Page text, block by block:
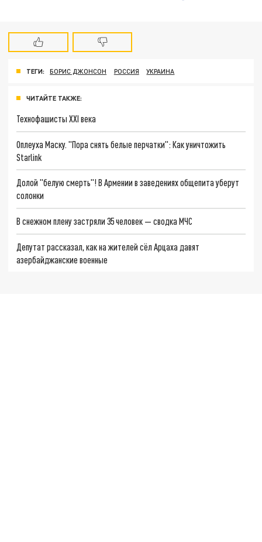
ТЕГИ: БОРИС ДЖОНСОН РОССИЯ УКРАИНА
ЧИТАЙТЕ ТАКЖЕ:
Технофашисты XXI века
Оплеуха Маску. "Пора снять белые перчатки": Как уничтожить
Starlink
Долой "белую смерть"! В Армении в заведениях общепита уберут
солонки
В снежном плену застряли 35 человек — сводка МЧС
Депутат рассказал, как на жителей сёл Арцаха давят
азербайджанские военные